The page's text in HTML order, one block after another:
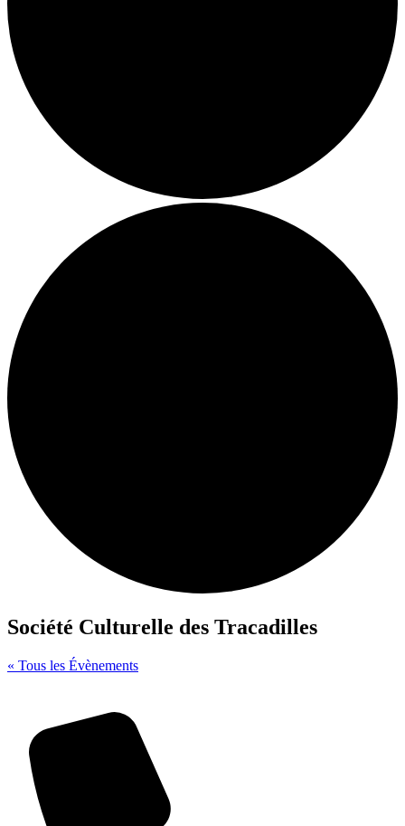
Société Culturelle des Tracadilles
« Tous les Évènements